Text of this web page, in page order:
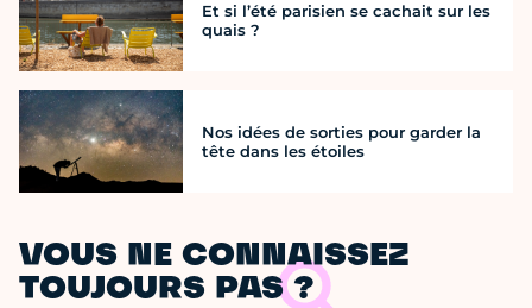
Et si l’été parisien se cachait sur les
quais ?
Nos idées de sorties pour garder la
tête dans les étoiles
VOUS NE CONNAISSEZ
TOUJOURS PAS ?